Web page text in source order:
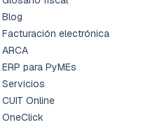
Blog
Facturación electrónica
ARCA
ERP para PyMEs
Servicios
CUIT Online
OneClick